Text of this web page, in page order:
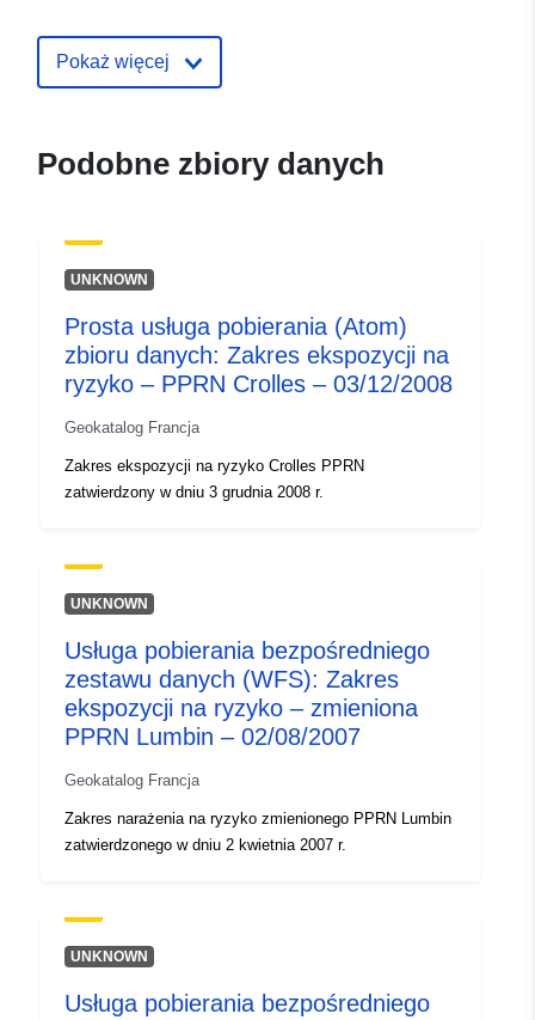
Identyfikatory:
889e-49c2-994e-
45f6-9caf-a88fd14d6c8d
Typ:
Zasób:
http://inspire.ec.europa.eu/
Pokaż więcej
Podobne zbiory danych
UNKNOWN
Prosta usługa pobierania (Atom)
zbioru danych: Zakres ekspozycji na
ryzyko – PPRN Crolles – 03/12/2008
Geokatalog Francja
Zakres ekspozycji na ryzyko Crolles PPRN
zatwierdzony w dniu 3 grudnia 2008 r.
UNKNOWN
Usługa pobierania bezpośredniego
zestawu danych (WFS): Zakres
ekspozycji na ryzyko – zmieniona
PPRN Lumbin – 02/08/2007
Geokatalog Francja
Zakres narażenia na ryzyko zmienionego PPRN Lumbin
zatwierdzonego w dniu 2 kwietnia 2007 r.
UNKNOWN
Usługa pobierania bezpośredniego